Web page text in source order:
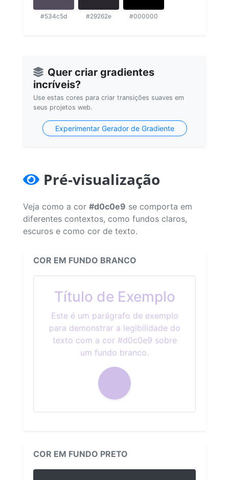
#534c5d #29262e #000000
Quer criar gradientes
incríveis?
Use estas cores para criar transições suaves em
seus projetos web.
Experimentar Gerador de Gradiente
Pré-visualização
Veja como a cor #d0c0e9 se comporta em
diferentes contextos, como fundos claros,
escuros e como cor de texto.
COR EM FUNDO BRANCO
Título de Exemplo
Este é um parágrafo de exemplo
para demonstrar a legibilidade do
texto com a cor #d0c0e9 sobre
um fundo branco.
COR EM FUNDO PRETO